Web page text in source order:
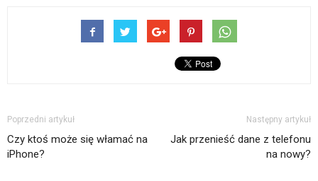
Poprzedni artykuł
Czy ktoś może się włamać na
iPhone?
Następny artykuł
Jak przenieść dane z telefonu
na nowy?